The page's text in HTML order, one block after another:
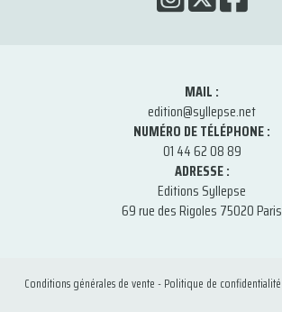
MAIL :
edition@syllepse.net
NUMÉRO DE TÉLÉPHONE :
01 44 62 08 89
ADRESSE :
Editions Syllepse
69 rue des Rigoles 75020 Paris
Conditions générales de vente-Politique de confidentialité